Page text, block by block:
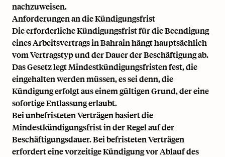
nachzuweisen.
Anforderungen an die Kündigungsfrist
Die erforderliche Kündigungsfrist für die Beendigung
eines Arbeitsvertrags in Bahrain hängt hauptsächlich
vom Vertragstyp und der Dauer der Beschäftigung ab.
Das Gesetz legt Mindestkündigungsfristen fest, die
eingehalten werden müssen, es sei denn, die
Kündigung erfolgt aus einem gültigen Grund, der eine
sofortige Entlassung erlaubt.
Bei unbefristeten Verträgen basiert die
Mindestkündigungsfrist in der Regel auf der
Beschäftigungsdauer. Bei befristeten Verträgen
erfordert eine vorzeitige Kündigung vor Ablauf des